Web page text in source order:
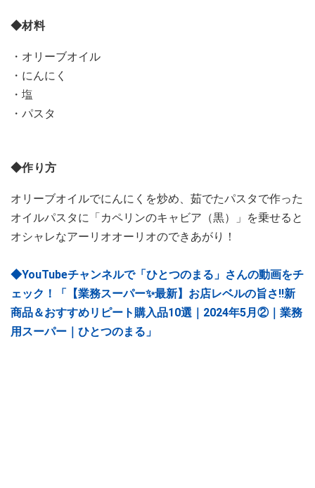
◆材料
・オリーブオイル
・にんにく
・塩
・パスタ
◆作り方
オリーブオイルでにんにくを炒め、茹でたパスタで作った
オイルパスタに「カペリンのキャビア（黒）」を乗せると
オシャレなアーリオオーリオのできあがり！
◆YouTubeチャンネルで「ひとつのまる」さんの動画をチ
ェック！「【業務スーパー✨最新】お店レベルの旨さ‼新
商品＆おすすめリピート購入品10選｜2024年5月②｜業務
用スーパー｜ひとつのまる」